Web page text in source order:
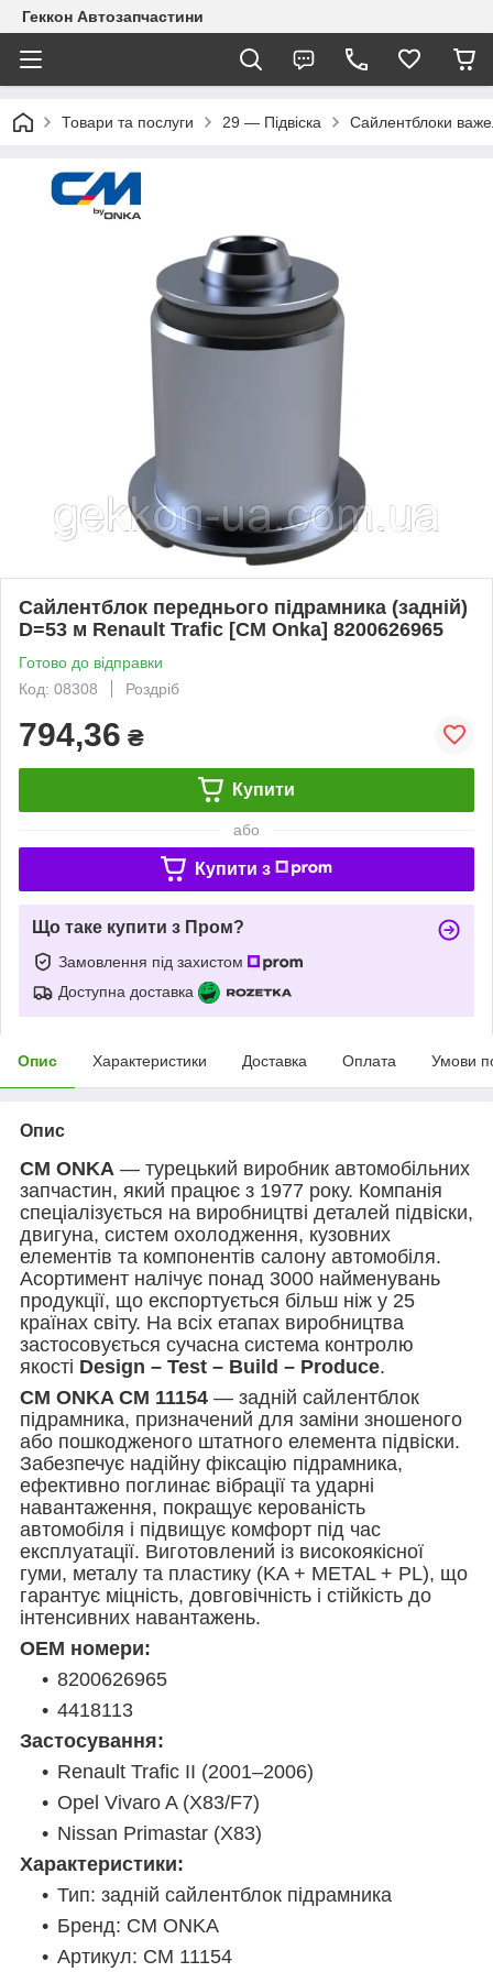
Геккон Автозапчастини
Товари та послуги 29 — Підвіска Сайлентблоки
Сайлентблок переднього підрамника (задній)
D=53 м Renault Trafic [CM Onka] 8200626965
Готово до відправки
Код: 08308
Роздріб
794,36 ₴
Купити
або
Купити з
Що таке купити з Пром?
Замовлення під захистом
Доступна доставка
Опис Характеристики Доставка Оплата Умови
Опис
CM ONKA — турецький виробник автомобільних
запчастин, який працює з 1977 року. Компанія
спеціалізується на виробництві деталей підвіски,
двигуна, систем охолодження, кузовних
елементів та компонентів салону автомобіля.
Асортимент налічує понад 3000 найменувань
продукції, що експортується більш ніж у 25
країнах світу. На всіх етапах виробництва
застосовується сучасна система контролю
якості Design – Test – Build – Produce.
CM ONKA CM 11154 — задній сайлентблок
підрамника, призначений для заміни зношеного
або пошкодженого штатного елемента підвіски.
Забезпечує надійну фіксацію підрамника,
ефективно поглинає вібрації та ударні
навантаження, покращує керованість
автомобіля і підвищує комфорт під час
експлуатації. Виготовлений із високоякісної
гуми, металу та пластику (KA + METAL + PL), що
гарантує міцність, довговічність і стійкість до
інтенсивних навантажень.
OEM номери:
8200626965
4418113
Застосування:
Renault Trafic II (2001–2006)
Opel Vivaro A (X83/F7)
Nissan Primastar (X83)
Характеристики:
Тип: задній сайлентблок підрамника
Бренд: CM ONKA
Артикул: CM 11154